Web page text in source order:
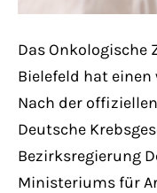
San Francisco,
Have any
+44 1234
Drop us a line
Das
Bielefeld hat einen
Nach der
Deutsche
Bezirksregierung
Ministeriums für